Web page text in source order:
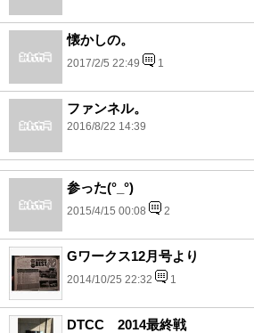
懐かしの。
2017/2/5 22:49 1
ファンネル。
2016/8/22 14:39
参った(°_°)
2015/4/15 00:08 2
Gワークス12月号より
2014/10/25 22:32 1
DTCC 2014最終戦